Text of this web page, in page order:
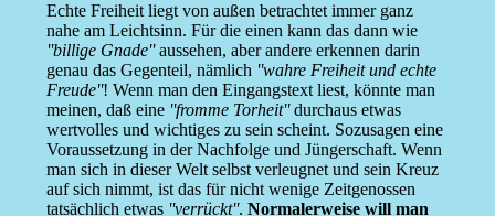
Echte Freiheit liegt von außen betrachtet immer ganz
nahe am Leichtsinn. Für die einen kann das dann wie
''billige Gnade''aussehen, aber andere erkennen darin
genau das Gegenteil, nämlich ''wahre Freiheit und echte
Freude''! Wenn man den Eingangstext liest, könnte man
meinen, daß eine ''fromme Torheit''durchaus etwas
wertvolles und wichtiges zu sein scheint. Sozusagen eine
Voraussetzung in der Nachfolge und Jüngerschaft. Wenn
man sich in dieser Welt selbst verleugnet und sein Kreuz
auf sich nimmt, ist das für nicht wenige Zeitgenossen
tatsächlich etwas ''verrückt''. Normalerweise will man